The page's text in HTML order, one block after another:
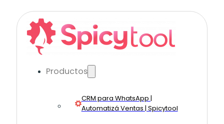
Productos
CRM para WhatsApp |
Automatizá Ventas | Spicytool